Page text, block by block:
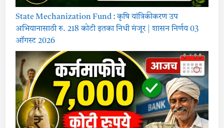
State Mechanization Fund : कृषि यांत्रिकीकरण उप
अभियानासाठी रु. 218 कोटी इतका निधी मंजूर | शासन निर्णय 03
ऑगस्ट 2026